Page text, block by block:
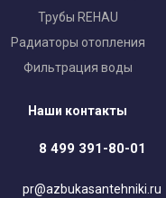
Трубы REHAU
Радиаторы отопления
Фильтрация воды
Наши контакты
8 499 391-80-01
pr@azbukasantehniki.ru